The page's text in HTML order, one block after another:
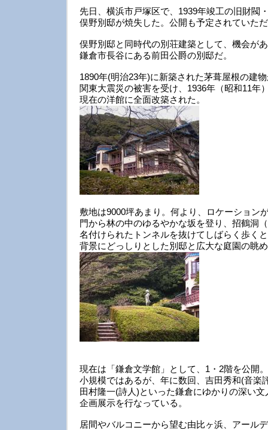
先日、横浜市戸塚区で、1939年竣工の旧財閥
俣野別邸が焼失した。公開も予定されていた
俣野別邸と同時代の別荘建築として、機会が
鎌倉市長谷にある前田公爵の別邸だ。
1890年(明治23年)に新築された茅葺屋根の建
関東大震災の被害を受け、1936年（昭和11年
現在の洋館に全面改築された。
敷地は9000坪あまり。何より、ロケーション
門から林の中のゆるやかな坂を登り、招鶴洞
名付けられたトンネルを抜けてしばらく歩く
背景にどっしりとした別邸と広大な庭園の眺
現在は「鎌倉文学館」として、1・2階を公開。
小規模ではあるが、年に数回、吉田秀和(音楽
田村隆一(詩人)といった鎌倉にゆかりの深い
企画展示を行なっている。
居間やバルコニーから望む由比ヶ浜、アール